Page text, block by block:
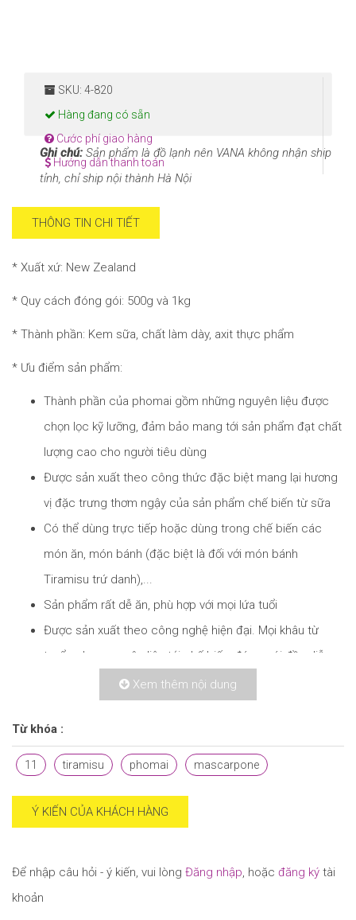
SKU: 4-820
Hàng đang có sẵn
Cước phí giao hàng
Hướng dẫn thanh toán
Ghi chú: Sản phẩm là đồ lạnh nên VANA không nhận ship
tỉnh, chỉ ship nội thành Hà Nội
THÔNG TIN CHI TIẾT
* Xuất xứ: New Zealand
* Quy cách đóng gói: 500g và 1kg
* Thành phần: Kem sữa, chất làm dày, axit thực phẩm
* Ưu điểm sản phẩm:
Thành phần của phomai gồm những nguyên liệu được
chọn lọc kỹ lưỡng, đảm bảo mang tới sản phẩm đạt chất
lượng cao cho người tiêu dùng
Được sản xuất theo công thức đặc biệt mang lại hương
vị đặc trưng thơm ngậy của sản phẩm chế biến từ sữa
Có thể dùng trực tiếp hoặc dùng trong chế biến các
món ăn, món bánh (đặc biệt là đối với món bánh
Tiramisu trứ danh),...
Sản phẩm rất dễ ăn, phù hợp với mọi lứa tuổi
Được sản xuất theo công nghệ hiện đại. Mọi khâu từ
tuyển chọn nguyên liệu tới chế biến, đóng gói đều diễn ra
khép kín dưới sự giám sát và kiểm tra nghiêm ngặt của
toàn cho sức khỏe người tiêu dùng
* Bảo quản: Ngăn mát tủ lạnh (2 - 7°C). Sau khi mở nắp, tiếp
5 ngày
Xem thêm nội dung
Từ khóa :
11 tiramisu phomai mascarpone
Ý KIẾN CỦA KHÁCH HÀNG
Để nhập câu hỏi - ý kiến, vui lòng Đăng nhập, hoặc đăng ký tài
khoản